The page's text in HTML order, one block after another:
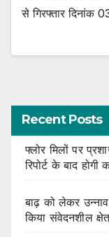
से गिरफ्तार दिनांक
Recent Posts
फ्लोर मिलों पर
रिपोर्ट के बाद होगी
बाढ़ को लेकर
किया संवेदनशील